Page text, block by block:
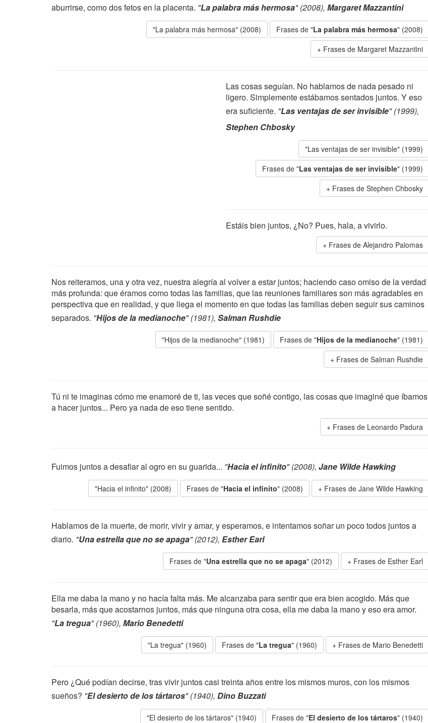
aburrirse, como dos fetos en la placenta. "La palabra más hermosa" (2008), Margaret Mazzantini
"La palabra más hermosa" (2008) Frases de "La palabra más hermosa" (2008)
Frases de Margaret Mazzantini
Las cosas seguían. No hablamos de nada pesado ni
ligero. Simplemente estábamos sentados juntos. Y eso
era suficiente. "Las ventajas de ser invisible" (1999),
Stephen Chbosky
"Las ventajas de ser invisible" (1999)
Frases de "Las ventajas de ser invisible" (1999)
Frases de Stephen Chbosky
Estáis bien juntos, ¿No? Pues, hala, a vivirlo.
Frases de Alejandro Palomas
Nos reiteramos, una y otra vez, nuestra alegría al volver a estar juntos; haciendo caso omiso de la verdad
más profunda: que éramos como todas las familias, que las reuniones familiares son más agradables en
perspectiva que en realidad, y que llega el momento en que todas las familias deben seguir sus caminos
separados. "Hijos de la medianoche" (1981), Salman Rushdie
"Hijos de la medianoche" (1981) Frases de "Hijos de la medianoche" (1981)
Frases de Salman Rushdie
Tú ni te imaginas cómo me enamoré de ti, las veces que soñé contigo, las cosas que imaginé que íbamos
a hacer juntos... Pero ya nada de eso tiene sentido.
Frases de Leonardo Padura
Fuimos juntos a desafiar al ogro en su guarida... "Hacia el infinito" (2008), Jane Wilde Hawking
"Hacia el infinito" (2008) Frases de "Hacia el infinito" (2008) Frases de Jane Wilde Hawking
Hablamos de la muerte, de morir, vivir y amar, y esperamos, e intentamos soñar un poco todos juntos a
diario. "Una estrella que no se apaga" (2012), Esther Earl
Frases de "Una estrella que no se apaga" (2012) Frases de Esther Earl
Ella me daba la mano y no hacía falta más. Me alcanzaba para sentir que era bien acogido. Más que
besarla, más que acostarnos juntos, más que ninguna otra cosa, ella me daba la mano y eso era amor.
"La tregua" (1960), Mario Benedetti
"La tregua" (1960) Frases de "La tregua" (1960) Frases de Mario Benedetti
Pero ¿Qué podían decirse, tras vivir juntos casi treinta años entre los mismos muros, con los mismos
sueños? "El desierto de los tártaros" (1940), Dino Buzzati
"El desierto de los tártaros" (1940) Frases de "El desierto de los tártaros" (1940)